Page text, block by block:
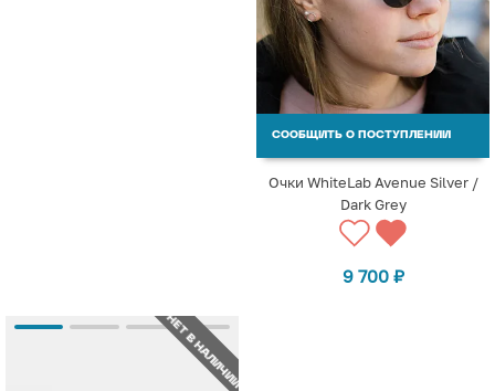
СООБЩИТЬ О ПОСТУПЛЕНИИ
Очки WhiteLab Avenue Silver /
Dark Grey
9 700 ₽
НЕТ В НАЛИЧИИ